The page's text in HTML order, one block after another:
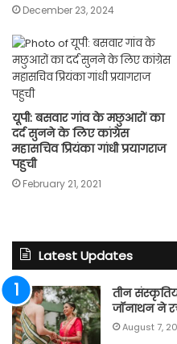
December 23, 2024
यूपी: बसवार गांव के मछुआरों का
दर्द सुनने के लिए कांग्रेस
महासचिव प्रियंका गांधी प्रयागराज
पहुची
February 21, 2021
Latest Updates
तीन
जॉनाथन ने
August 7,